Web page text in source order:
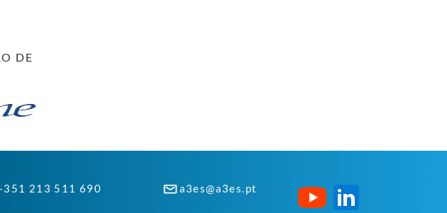
DE
213 511 690 a3es@a3es.pt